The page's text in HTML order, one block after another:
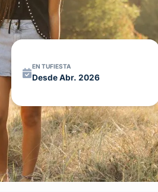
EN TUFIESTA
Desde Abr. 2026